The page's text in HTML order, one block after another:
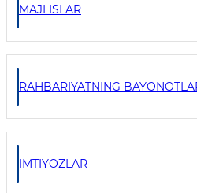
MAJLISLAR
RAHBARIYATNING
IMTIYOZLAR